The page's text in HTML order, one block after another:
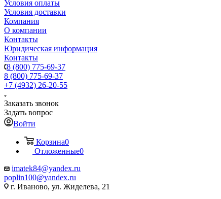
Условия оплаты
Условия доставки
Компания
О компании
Контакты
Юридическая информация
Контакты
8 (800) 775-69-37
8 (800) 775-69-37
+7 (4932) 26-20-55
Заказать звонок
Задать вопрос
Войти
Корзина0
Отложенные0
imatek84@yandex.ru
poplin100@yandex.ru
г. Иваново, ул. Жиделева, 21